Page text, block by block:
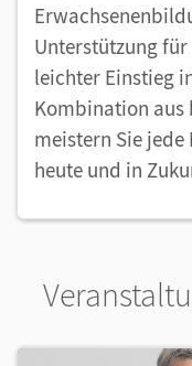
Unterstützung
leichter Einstieg
Kombination aus
meistern Sie
heute und in